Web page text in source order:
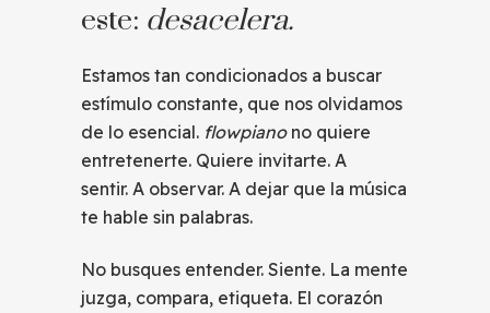
este: desacelera.
Estamos tan condicionados a buscar
estímulo constante, que nos olvidamos
de lo esencial. flowpianono quiere
entretenerte. Quiere invitarte. A
sentir. A observar. A dejar que la música
te hable sin palabras.
No busques entender. Siente. La mente
juzga, compara, etiqueta. El corazón